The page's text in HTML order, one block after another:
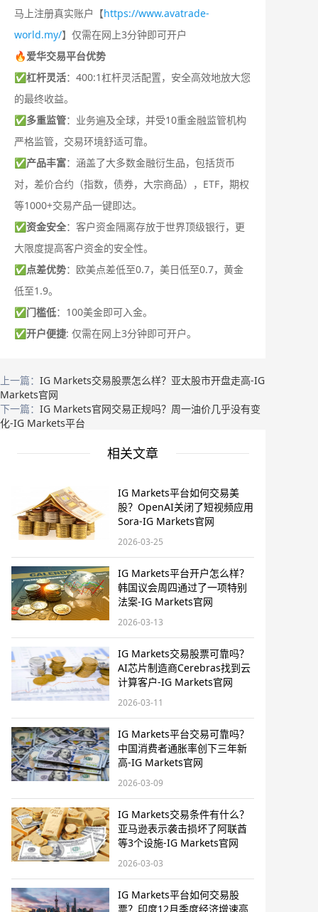
马上注册真实账户【https://www.avatrade-
world.my/】仅需在网上3分钟即可开户
🔥爱华交易平台优势
✅杠杆灵活：400:1杠杆灵活配置，安全高效地放大您
的最终收益。
✅多重监管：业务遍及全球，并受10重金融监管机构
严格监管，交易环境舒适可靠。
✅产品丰富：涵盖了大多数金融衍生品，包括货币
对，差价合约（指数，债券，大宗商品），ETF，期权
等1000+交易产品一键即达。
✅资金安全：客户资金隔离存放于世界顶级银行，更
大限度提高客户资金的安全性。
✅点差优势：欧美点差低至0.7，美日低至0.7，黄金
低至1.9。
✅门槛低：100美金即可入金。
✅开户便捷: 仅需在网上3分钟即可开户。
上一篇： IG Markets交易股票怎么样？亚太股市开盘走高-IG
Markets官网
下一篇： IG Markets官网交易正规吗？周一油价几乎没有变
化​-IG Markets平台
相关文章
IG Markets平台如何交易美
股？OpenAI关闭了短视频应用
Sora-IG Markets官网
2026-03-25
IG Markets平台开户怎么样？
韩国议会周四通过了一项特别
法案-IG Markets官网
2026-03-13
IG Markets交易股票可靠吗？
AI芯片制造商Cerebras找到云
计算客户-IG Markets官网
2026-03-11
IG Markets平台交易可靠吗？
中国消费者通胀率创下三年新
高-IG Markets官网
2026-03-09
IG Markets交易条件有什么？
亚马逊表示袭击损坏了阿联酋
等3个设施-IG Markets官网
2026-03-03
IG Markets平台如何交易股
票？印度12月季度经济增速高